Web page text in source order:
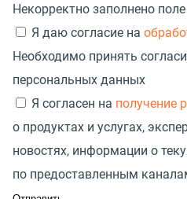
Некорректно заполнено поле
Я даю согласие на
Необходимо принять
персональных данных
Я согласен на получение
о продуктах и услугах,
новостях, информации о
по предоставленным